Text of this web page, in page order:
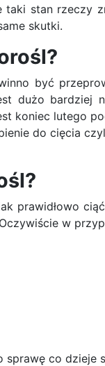
taki stan rzeczy
skutki.
być
dużo bardziej
koniec lutego
do cięcia
prawidłowo
w
sprawę co dzieje